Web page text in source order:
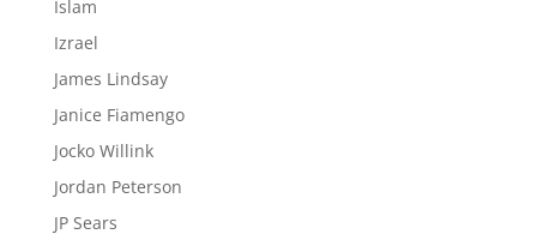
Islam
Izrael
James Lindsay
Janice Fiamengo
Jocko Willink
Jordan Peterson
JP Sears